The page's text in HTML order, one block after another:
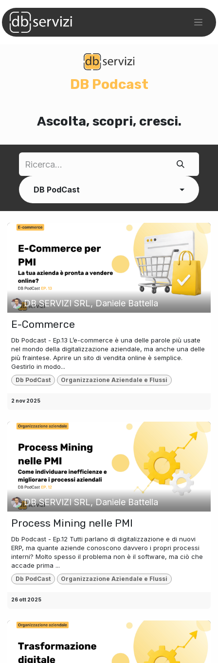
DB Podcast
Ascolta, scopri, cresci.
DB PodCast
DB SERVIZI SRL, Daniele Battella
E-Commerce
Db Podcast - Ep.13 L’e-commerce è una delle parole più usate
nel mondo della digitalizzazione aziendale, ma anche una delle
più fraintese. Aprire un sito di vendita online è semplice.
Gestirlo in modo...
Db PodCast Organizzazione Aziendale e Flussi
2 nov 2025
DB SERVIZI SRL, Daniele Battella
Process Mining nelle PMI
Db Podcast - Ep.12 Tutti parlano di digitalizzazione e di nuovi
ERP, ma quante aziende conoscono davvero i propri processi
interni? Molto spesso il problema non è il software, ma ciò che
accade prima ...
Db PodCast Organizzazione Aziendale e Flussi
26 ott 2025